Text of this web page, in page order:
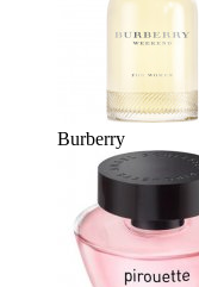
Burberry